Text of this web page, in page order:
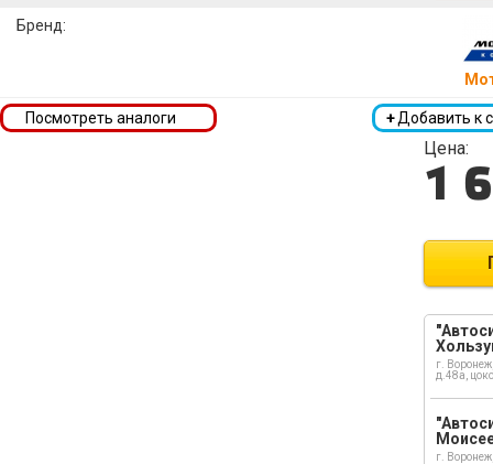
Бренд:
+Добавить к
Посмотреть аналоги
Цена:
1
г.
д.48а,
г.